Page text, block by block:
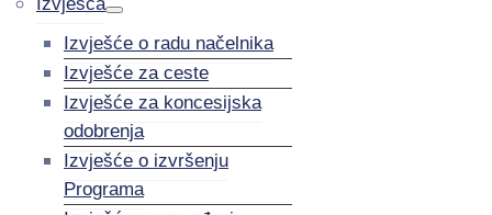
Izvješće o radu načelnika
Izvješće za ceste
Izvješće za koncesijska
odobrenja
Izvješće o izvršenju
Programa